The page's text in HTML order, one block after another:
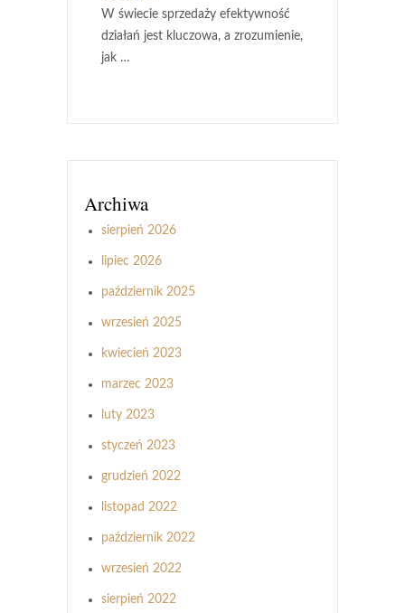
W świecie sprzedaży efektywność
działań jest kluczowa, a zrozumienie,
jak …
Archiwa
sierpień 2026
lipiec 2026
październik 2025
wrzesień 2025
kwiecień 2023
marzec 2023
luty 2023
styczeń 2023
grudzień 2022
listopad 2022
październik 2022
wrzesień 2022
sierpień 2022